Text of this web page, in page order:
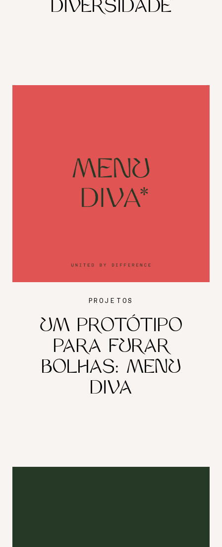
DIVERSIDADE
PROJETOS
UM PROTÓTIPO
PARA FURAR
BOLHAS: MENU
DIVA